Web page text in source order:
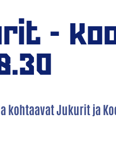
-
Jukurit ja